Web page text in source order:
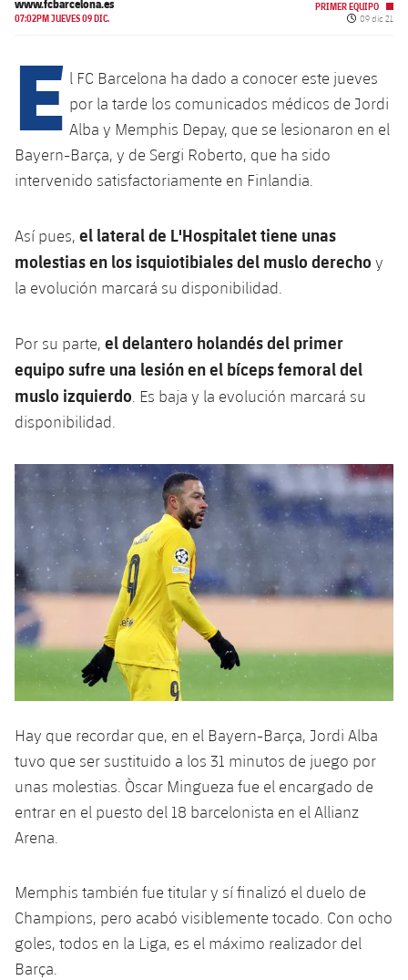
plusicon
más
Instalaciones
Spotify Camp Nou
Estadi Johan Cruyff
Ciutat Esportiva
La Masia
Servicios
Servicios Médicos
Accesibilidad
plusicon
más
Acreditaciones
Instalaciones
SUB12
SUB11 A
SUB11 B
SUB10 B
SUB9 B
SUB8 A
SUB12 C
SUB11 C
Gameday Shows
Resultados
Clasificación
Jugadores
Palmarés
Base
Junior
Cadete B
Infantil A
Infantil B
Campus Verano
PLUSICON
MÁS
Primer Equipo
plusicon
más
Actualidad
Entradas
Resultados
Clasificaciones
Jugadores
Fotos
Historia
Palmarés
Barça Atlètic
plusicon
más
Calendario
Resultados
Clasificaciones
Jugadores
Fotos
Actualidad
Juvenil
Cadete A
Cadete B
Infantil B
PLUSICON
MÁS
Actualidad
Calendario
Resultados
Clasificaciones
Jugadors
Palmarés
Barça Atlètic
plusicon
más
Actualidad
Resultados
Jugadores
Clasificaciones
Base
plusicon
más
Juvenil
Cadete
Infantil
Alevín
PLUSICON
MÁS
Primer equipo
plusicon
más
Actualidad
Calendario
Entradas
Resultados
Clasificaciones
Jugadores
Historia
Barça Atlètic
plusicon
Actualidad
Calendario
Resultados
Jugadores
Base
plusicon
más
Actualidad
Barça C
Junior
Infantil
Alevín
Campus Verano
PLUSICON
MÁS
Información general
plusicon
más
Actualidad
Masculino
Baloncesto en silla de ruedas
Actualidad
Hockey sobre hielo
www.fcbarcelona.es
07:02PM JUEVES 09 DIC.
PRIMER EQUIPO
Fecha de
09 dic 21
E l FC Barcelona ha dado a conocer este jueves
por la tarde los comunicados médicos de Jordi
Alba y Memphis Depay, que se lesionaron en el
Bayern-Barça, y de Sergi Roberto, que ha sido
intervenido satisfactoriamente en Finlandia.
Así pues, el lateral de L'Hospitalet tiene unas
molestias en los isquiotibiales del muslo derecho y
la evolución marcará su disponibilidad.
Por su parte, el delantero holandés del primer
equipo sufre una lesión en el bíceps femoral del
muslo izquierdo . Es baja y la evolución marcará su
disponibilidad.
Hay que recordar que, en el Bayern-Barça, Jordi Alba
tuvo que ser sustituido a los 31 minutos de juego por
unas molestias. Òscar Mingueza fue el encargado de
entrar en el puesto del 18 barcelonista en el Allianz
Arena.
Memphis también fue titular y sí finalizó el duelo de
Champions, pero acabó visiblemente tocado. Con ocho
goles, todos en la Liga, es el máximo realizador del
Barça.